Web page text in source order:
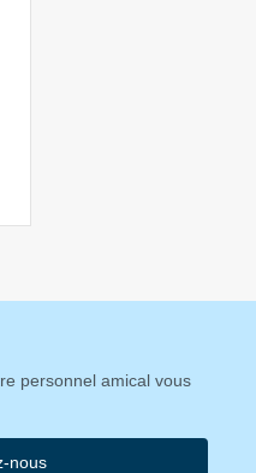
personnel amical vous
nous